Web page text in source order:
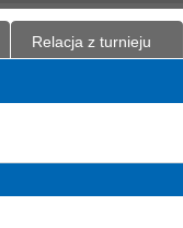
Relacja z turnieju